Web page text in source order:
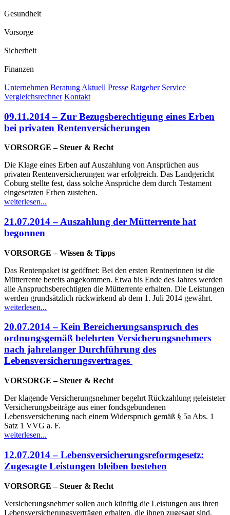
Gesundheit
Vorsorge
Sicherheit
Finanzen
Unternehmen Beratung Aktuell Presse Ratgeber Service
Vergleichsrechner Kontakt
09.11.2014 – Zur Bezugsberechtigung eines Erben
bei privaten Rentenversicherungen
VORSORGE – Steuer & Recht
Die Klage eines Erben auf Auszahlung von Ansprüchen aus
privaten Rentenversicherungen war erfolgreich. Das Landgericht
Coburg stellte fest, dass solche Ansprüche dem durch Testament
eingesetzten Erben zustehen.
weiterlesen...
21.07.2014 – Auszahlung der Mütterrente hat
begonnen
VORSORGE – Wissen & Tipps
Das Rentenpaket ist geöffnet: Bei den ersten Rentnerinnen ist die
Mütterrente bereits angekommen. Etwa bis Ende des Jahres werden
alle Anspruchsberechtigten die Mütterrente erhalten. Die Leistungen
werden grundsätzlich rückwirkend ab dem 1. Juli 2014 gewährt.
weiterlesen...
20.07.2014 – Kein Bereicherungsanspruch des
ordnungsgemäß belehrten Versicherungsnehmers
nach jahrelanger Durchführung des
Lebensversicherungsvertrages
VORSORGE – Steuer & Recht
Der klagende Versicherungsnehmer begehrt Rückzahlung geleisteter
Versicherungsbeiträge aus einer fondsgebundenen
Lebensversicherung nach einem Widerspruch gemäß § 5a Abs. 1
Satz 1 VVG a. F.
weiterlesen...
12.07.2014 – Lebensversicherungsreformgesetz:
Zugesagte Leistungen bleiben bestehen
VORSORGE – Steuer & Recht
Versicherungsnehmer sollen auch künftig die Leistungen aus ihren
Lebensversicherungsverträgen erhalten, die ihnen zugesagt sind.